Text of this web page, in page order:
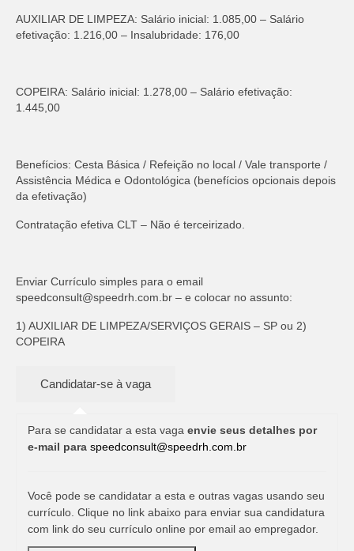
AUXILIAR DE LIMPEZA: Salário inicial: 1.085,00 – Salário
efetivação: 1.216,00 – Insalubridade: 176,00
COPEIRA: Salário inicial: 1.278,00 – Salário efetivação:
1.445,00
Benefícios: Cesta Básica / Refeição no local / Vale transporte /
Assistência Médica e Odontológica (benefícios opcionais depois
da efetivação)
Contratação efetiva CLT – Não é terceirizado.
Enviar Currículo simples para o email
speedconsult@speedrh.com.br – e colocar no assunto:
1) AUXILIAR DE LIMPEZA/SERVIÇOS GERAIS – SP ou 2)
COPEIRA
Para se candidatar a esta vaga envie seus detalhes por
e-mail para speedconsult@speedrh.com.br
Você pode se candidatar a esta e outras vagas usando seu
currículo. Clique no link abaixo para enviar sua candidatura
com link do seu currículo online por email ao empregador.